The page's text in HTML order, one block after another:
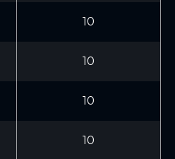
10
10
10
10